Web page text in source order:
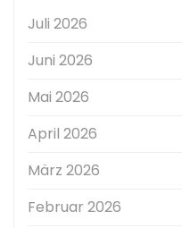
Juli 2026
Juni 2026
Mai 2026
April 2026
März 2026
Februar 2026